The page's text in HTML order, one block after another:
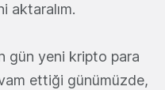
aktaralım.
gün yeni kripto para
ettiği günümüzde,